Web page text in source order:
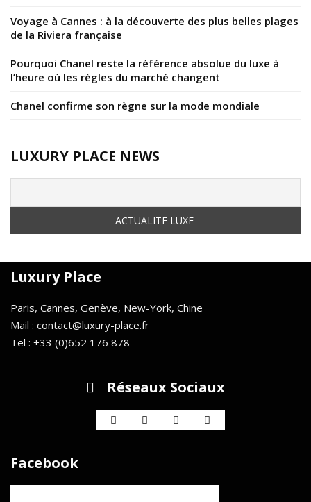
Voyage à Cannes : à la découverte des plus belles plages
de la Riviera française
Pourquoi Chanel reste la référence absolue du luxe à
l’heure où les règles du marché changent
Chanel confirme son règne sur la mode mondiale
LUXURY PLACE NEWS
Luxury Place
Paris, Cannes, Genève, New-York, Chine
Mail : contact@luxury-place.fr
Tel : +33 (0)652 176 878
Réseaux Sociaux
Facebook